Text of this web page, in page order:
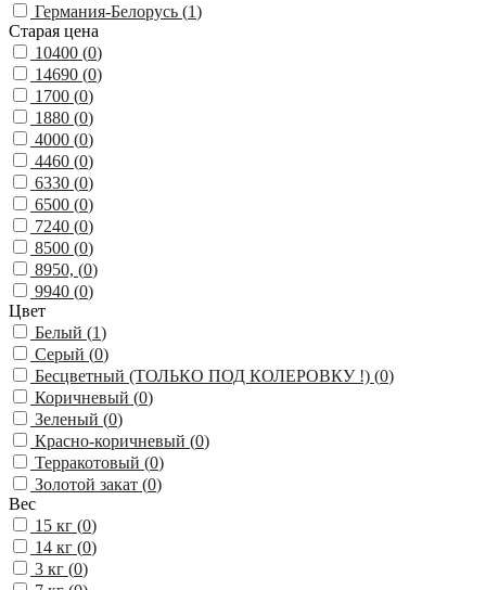
Германия-Белорусь (1)
Старая цена
10400 (0)
14690 (0)
1700 (0)
1880 (0)
4000 (0)
4460 (0)
6330 (0)
6500 (0)
7240 (0)
8500 (0)
8950, (0)
9940 (0)
Цвет
Белый (1)
Серый (0)
Бесцветный (ТОЛЬКО ПОД КОЛЕРОВКУ !) (0)
Коричневый (0)
Зеленый (0)
Красно-коричневый (0)
Терракотовый (0)
Золотой закат (0)
Вес
15 кг (0)
14 кг (0)
3 кг (0)